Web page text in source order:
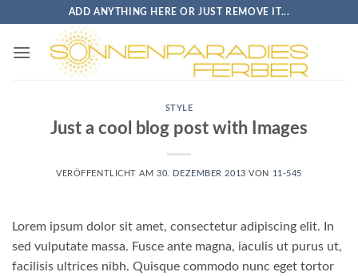
springen
ADD ANYTHING HERE OR JUST REMOVE IT...
STYLE
Just a cool blog post with Images
VERÖFFENTLICHT AM30. DEZEMBER 2013 VON 11-545
Lorem ipsum dolor sit amet, consectetur adipiscing elit. In
sed vulputate massa. Fusce ante magna, iaculis ut purus ut,
facilisis ultrices nibh. Quisque commodo nunc eget tortor